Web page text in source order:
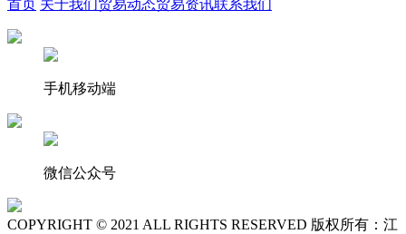
首页 关于我们贸易动态贸易资讯联系我们
手机移动端
微信公众号
COPYRIGHT © 2021 ALL RIGHTS RESERVED 版权所有：江